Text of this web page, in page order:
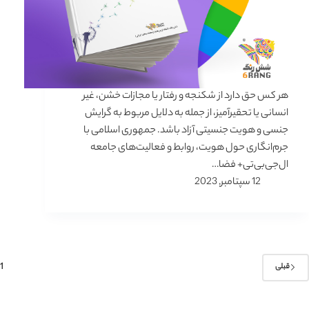
هر کس حق دارد از شکنجه و رفتار یا مجازات خشن، غیر
انسانی یا تحقیرآمیز، از جمله به دلایل مربوط به گرایش
جنسی و هویت جنسیتی آزاد باشد. جمهوری اسلامی با
جرم‌انگاری حول هویت، روابط و فعالیت‌های جامعه
ال‌جی‌بی‌تی+ فضا…
12 سپتامبر, 2023
قبلی 1